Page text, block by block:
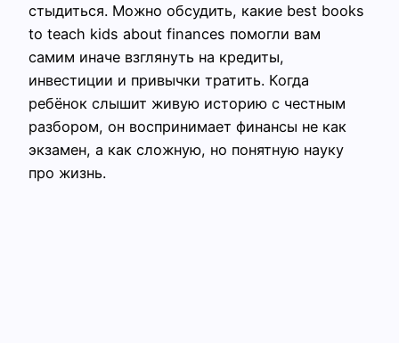
стыдиться. Можно обсудить, какие best books
to teach kids about finances помогли вам
самим иначе взглянуть на кредиты,
инвестиции и привычки тратить. Когда
ребёнок слышит живую историю с честным
разбором, он воспринимает финансы не как
экзамен, а как сложную, но понятную науку
про жизнь.